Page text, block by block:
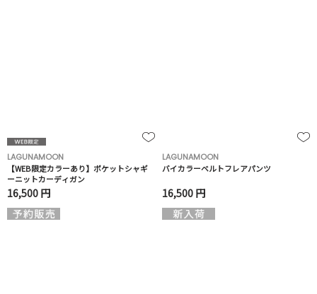
LAGUNAMOON
【WEB限定カラーあり】ポケットシャギ
ーニットカーディガン
16,500 円
LAGUNAMOON
バイカラーベルトフレアパンツ
16,500 円